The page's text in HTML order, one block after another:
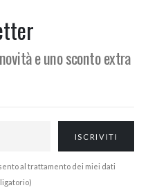
e uno sconto extra
al trattamento dei miei dati